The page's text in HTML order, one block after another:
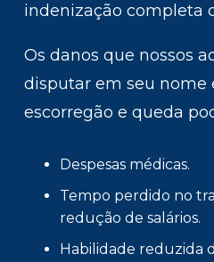
indenização completa
Os danos que nossos
disputar em seu nome
escorregão e queda
Despesas médicas.
Tempo perdido no
redução de salários.
Habilidade reduzida